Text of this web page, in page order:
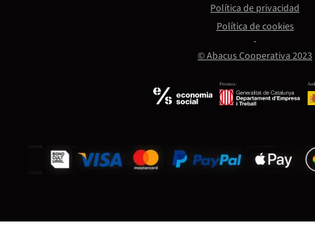
Promou:
© Abacus Cooperativa 2023
Política de privacidad
Política de cookies